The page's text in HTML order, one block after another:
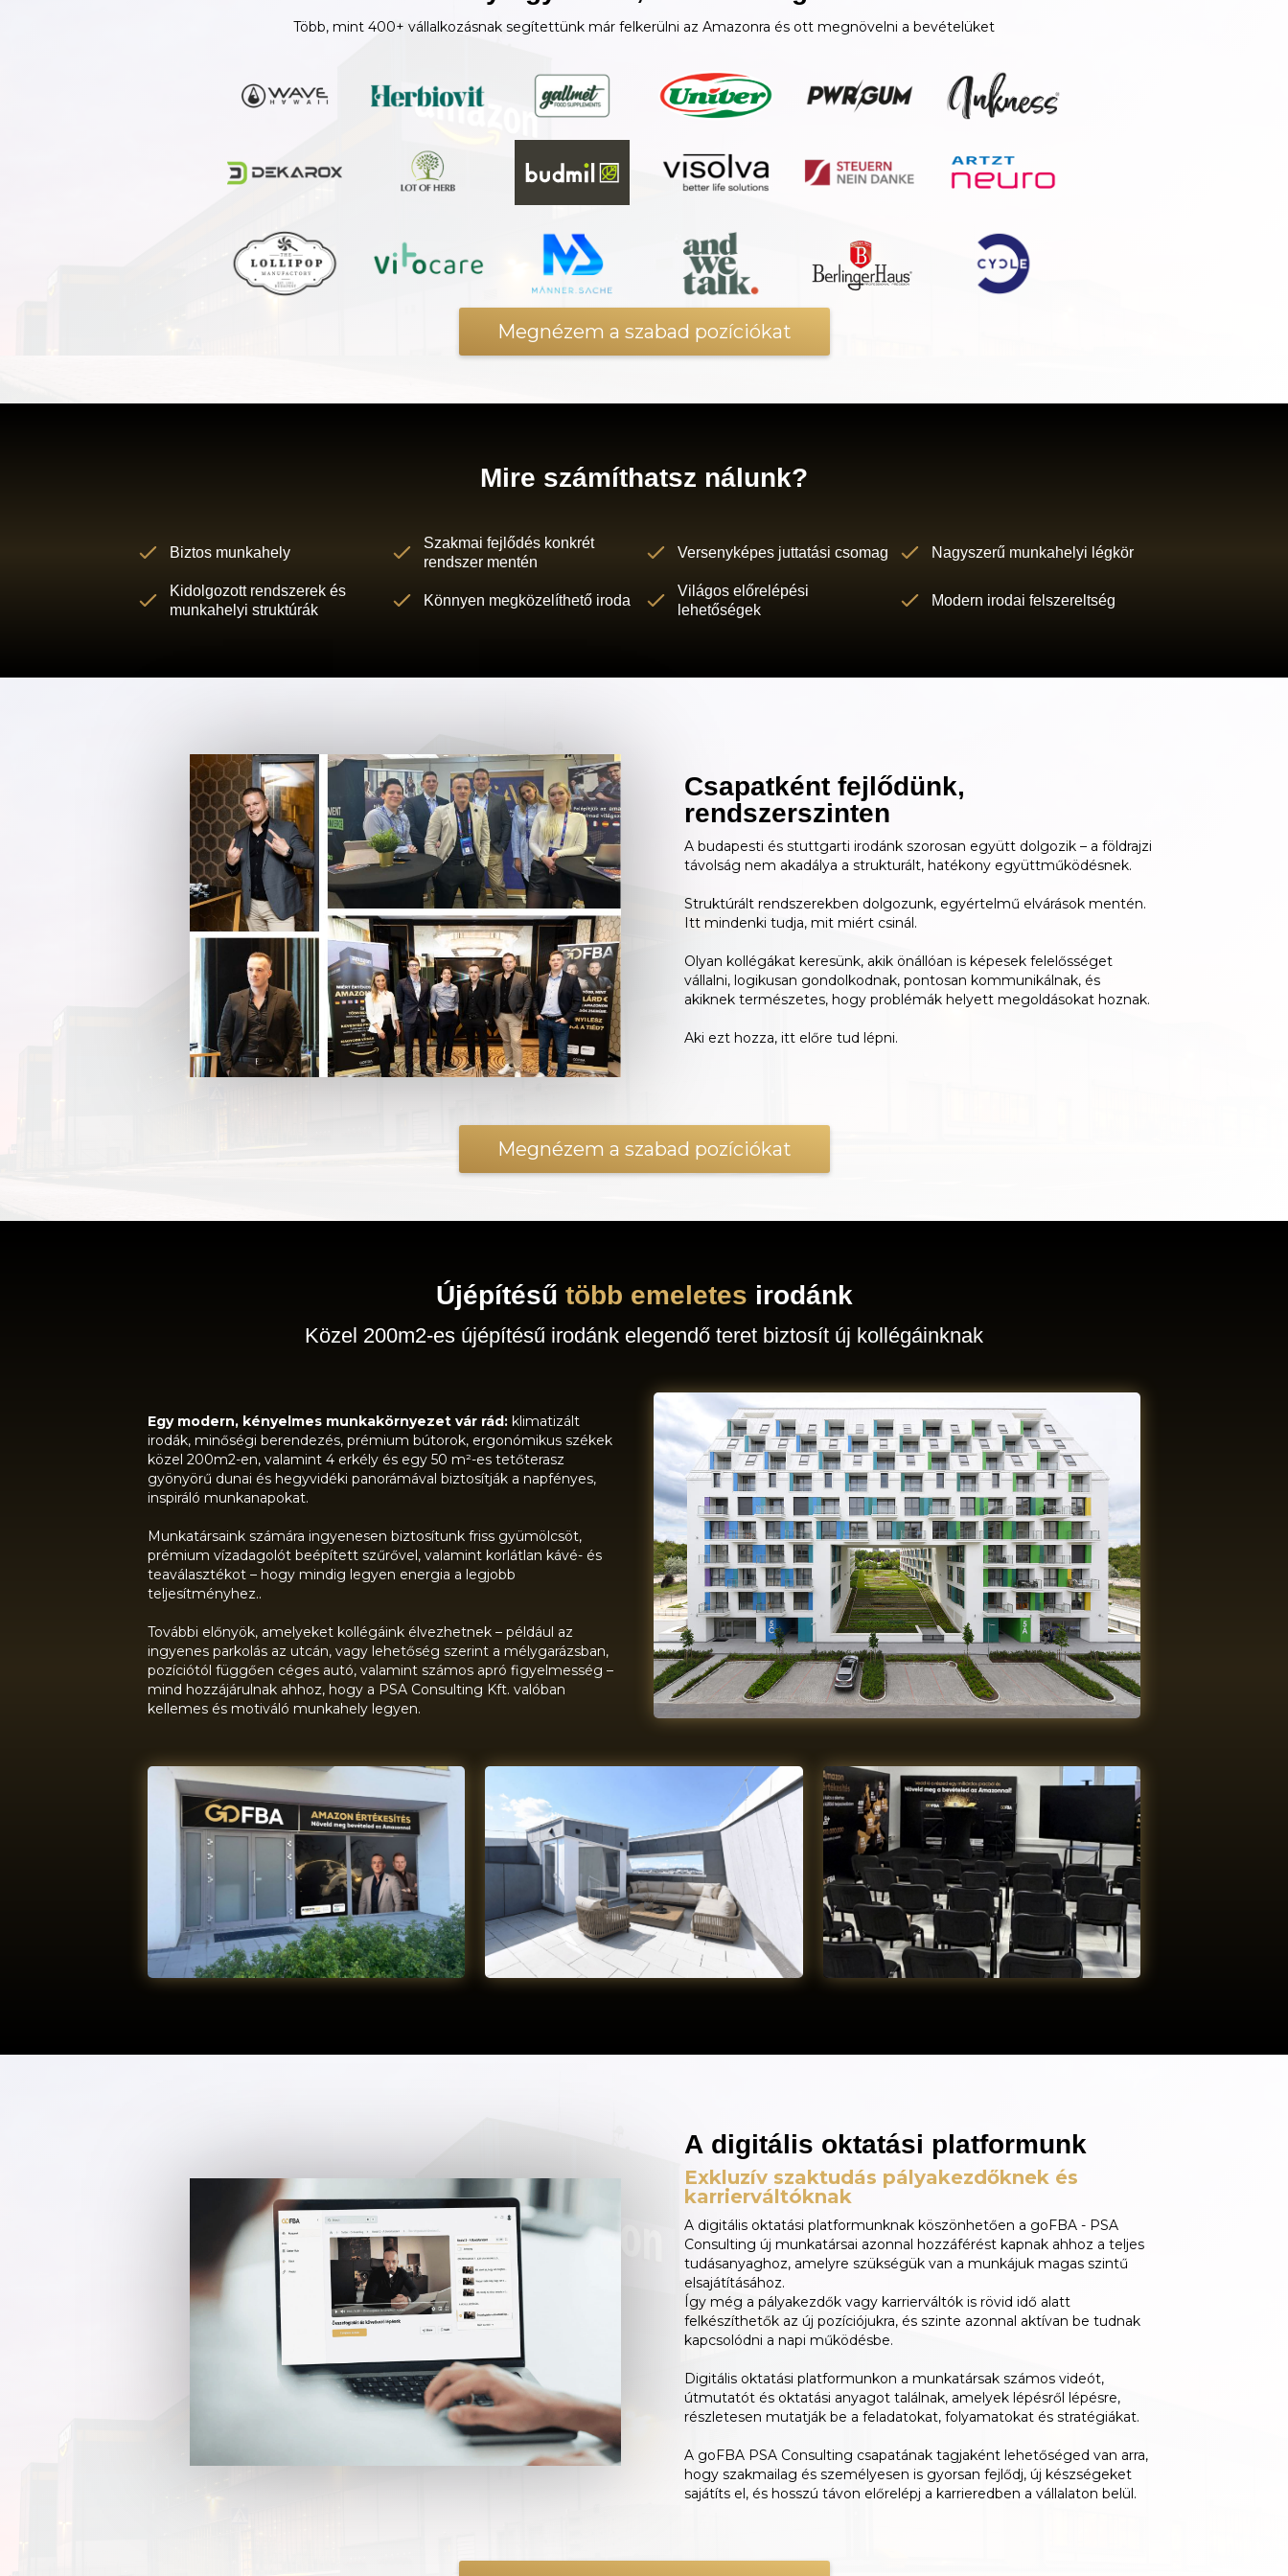
Több, mint 400+ vállalkozásnak segítettünk már felkerülni az Amazonra és ott megnövelni a bevételüket
Megnézem a szabad pozíciókat
Mire számíthatsz nálunk?
Biztos munkahely
Szakmai fejlődés konkrét
rendszer mentén
Versenyképes juttatási csomag Nagyszerű munkahelyi légkör
Kidolgozott rendszerek és
munkahelyi struktúrák
Könnyen megközelíthető iroda
Világos előrelépési
lehetőségek
Modern irodai felszereltség
Csapatként fejlődünk,
rendszerszinten
A budapesti és stuttgarti irodánk szorosan együtt dolgozik – a földrajzi
távolság nem akadálya a strukturált, hatékony együttműködésnek.
Struktúrált rendszerekben dolgozunk, egyértelmű elvárások mentén.
Itt mindenki tudja, mit miért csinál.
Olyan kollégákat keresünk, akik önállóan is képesek felelősséget
vállalni, logikusan gondolkodnak, pontosan kommunikálnak, és
akiknek természetes, hogy problémák helyett megoldásokat hoznak.
Aki ezt hozza, itt előre tud lépni.
Megnézem a szabad pozíciókat
Újépítésű több emeletes irodánk
Közel 200m2-es újépítésű irodánk elegendő teret biztosít új kollégáinknak
Egy modern, kényelmes munkakörnyezet vár rád:klimatizált
irodák, minőségi berendezés, prémium bútorok, ergonómikus székek
közel 200m2-en, valamint 4 erkély és egy 50 m²-es tetőterasz
gyönyörű dunai és hegyvidéki panorámával biztosítják a napfényes,
inspiráló munkanapokat.
Munkatársaink számára ingyenesen biztosítunk friss gyümölcsöt,
prémium vízadagolót beépített szűrővel, valamint korlátlan kávé- és
teaválasztékot – hogy mindig legyen energia a legjobb
teljesítményhez..
További előnyök, amelyeket kollégáink élvezhetnek – például az
ingyenes parkolás az utcán, vagy lehetőség szerint a mélygarázsban,
pozíciótól függően céges autó, valamint számos apró figyelmesség –
mind hozzájárulnak ahhoz, hogy a PSA Consulting Kft. valóban
kellemes és motiváló munkahely legyen.
A digitális oktatási platformunk
Exkluzív szaktudás pályakezdőknek és
karrierváltóknak
A digitális oktatási platformunknak köszönhetően a goFBA - PSA
Consulting új munkatársai azonnal hozzáférést kapnak ahhoz a teljes
tudásanyaghoz, amelyre szükségük van a munkájuk magas szintű
elsajátításához.
Így még a pályakezdők vagy karrierváltók is rövid idő alatt
felkészíthetők az új pozíciójukra, és szinte azonnal aktívan be tudnak
kapcsolódni a napi működésbe.
Digitális oktatási platformunkon a munkatársak számos videót,
útmutatót és oktatási anyagot találnak, amelyek lépésről lépésre,
részletesen mutatják be a feladatokat, folyamatokat és stratégiákat.
A goFBA PSA Consulting csapatának tagjaként lehetőséged van arra,
hogy szakmailag és személyesen is gyorsan fejlődj, új készségeket
sajátíts el, és hosszú távon előrelépj a karrieredben a vállalaton belül.